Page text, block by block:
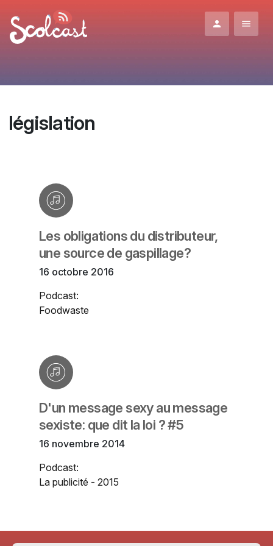
législation
Les obligations du distributeur,
une source de gaspillage?
16 octobre 2016
Podcast:
Foodwaste
D'un message sexy au message
sexiste: que dit la loi ? #5
16 novembre 2014
Podcast:
La publicité - 2015